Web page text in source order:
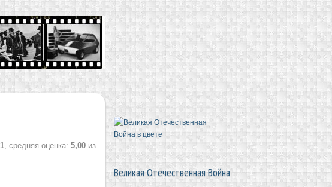
1, средняя оценка: 5,00из
Великая Отечественная Война